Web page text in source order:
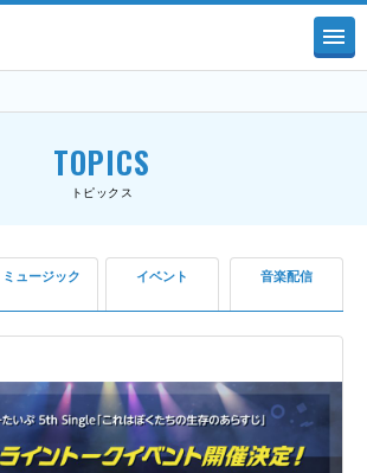
TOPICS
トピックス
ミュージック イベント 音楽配信